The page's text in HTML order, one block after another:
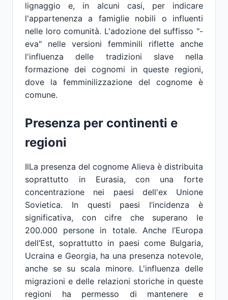
lignaggio e, in alcuni casi, per indicare
l'appartenenza a famiglie nobili o influenti
nelle loro comunità. L'adozione del suffisso "-
eva" nelle versioni femminili riflette anche
l'influenza delle tradizioni slave nella
formazione dei cognomi in queste regioni,
dove la femminilizzazione del cognome è
comune.
Presenza per continenti e
regioni
IlLa presenza del cognome Alieva è distribuita
soprattutto in Eurasia, con una forte
concentrazione nei paesi dell'ex Unione
Sovietica. In questi paesi l’incidenza è
significativa, con cifre che superano le
200.000 persone in totale. Anche l’Europa
dell’Est, soprattutto in paesi come Bulgaria,
Ucraina e Georgia, ha una presenza notevole,
anche se su scala minore. L'influenza delle
migrazioni e delle relazioni storiche in queste
regioni ha permesso di mantenere e